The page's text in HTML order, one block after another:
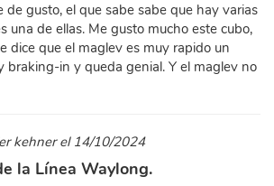
de gusto, el que sabe sabe que hay varias
una de ellas. Me gusto mucho este cubo,
dice que el maglev es muy rapido un
braking-in y queda genial. Y el maglev no
kehner el 14/10/2024
la Línea Waylong.